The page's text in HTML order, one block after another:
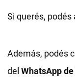
Si querés,
Además, podés
del WhatsApp